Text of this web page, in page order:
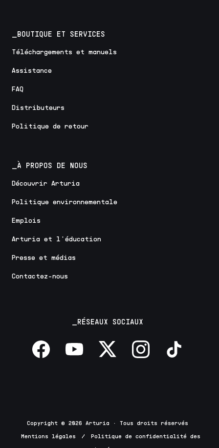
_BOUTIQUE ET SERVICES
Téléchargements et manuels
Assistance
FAQ
Distributeurs
Politique de retour
_À PROPOS DE NOUS
Découvrir Arturia
Politique environnementale
Emplois
Arturia et l'éducation
Presse et médias
Contactez-nous
_RÉSEAUX SOCIAUX
Copyright © 2026 Arturia · Tous droits réservés
Mentions légales / Politique de confidentialité des